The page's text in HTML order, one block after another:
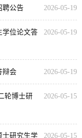
2026-05-19
聘公告
2026-05-19
学位论文答
2026-05-19
辩会
2026-05-15
轮博士研
2026-05-15
士研究生学